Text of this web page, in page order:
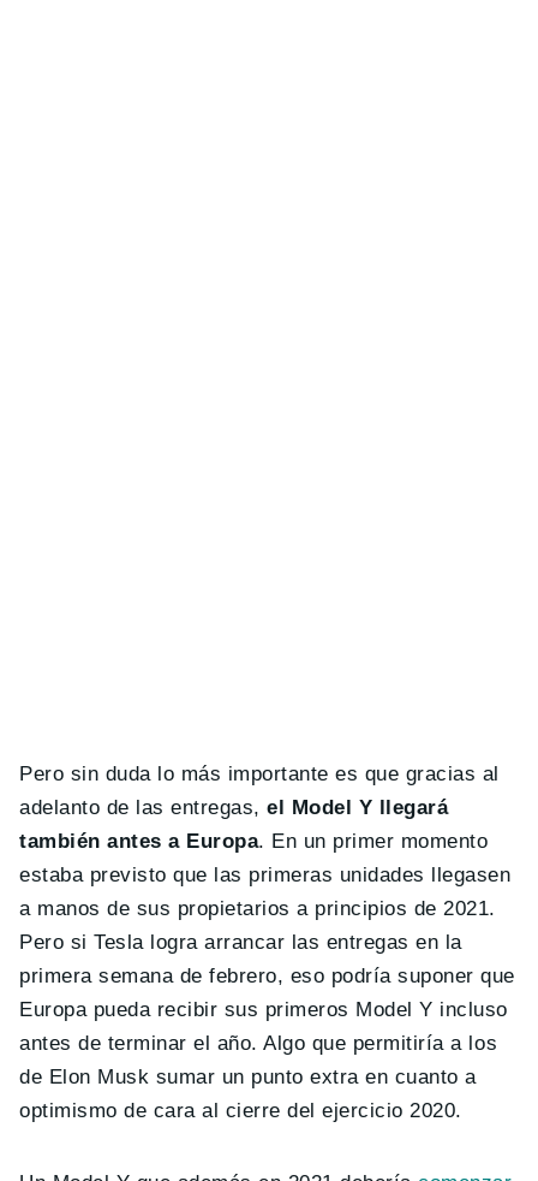
Pero sin duda lo más importante es que gracias al
adelanto de las entregas, el Model Y llegará
también antes a Europa. En un primer momento
estaba previsto que las primeras unidades llegasen
a manos de sus propietarios a principios de 2021.
Pero si Tesla logra arrancar las entregas en la
primera semana de febrero, eso podría suponer que
Europa pueda recibir sus primeros Model Y incluso
antes de terminar el año. Algo que permitiría a los
de Elon Musk sumar un punto extra en cuanto a
optimismo de cara al cierre del ejercicio 2020.